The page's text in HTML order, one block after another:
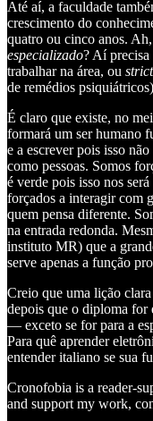
Até aí, a faculdade
crescimento do
quatro ou cinco anos.
especializado? Aí precisa
trabalhar na área, ou
de remédios
É claro que existe, no
formará um ser humano
e a escrever pois isso
como pessoas. Somos
é verde pois isso nos
forçados a interagir com
quem pensa diferente.
na entrada redonda.
instituto MR) que a
serve apenas a função
Creio que uma lição
depois que o diploma for
— exceto se for para a
Para quê aprender
entender italiano se sua
Cronofobia is a reader-
and support my work,